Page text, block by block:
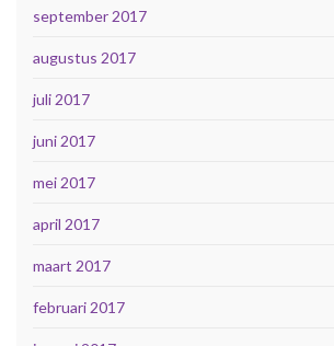
september 2017
augustus 2017
juli 2017
juni 2017
mei 2017
april 2017
maart 2017
februari 2017